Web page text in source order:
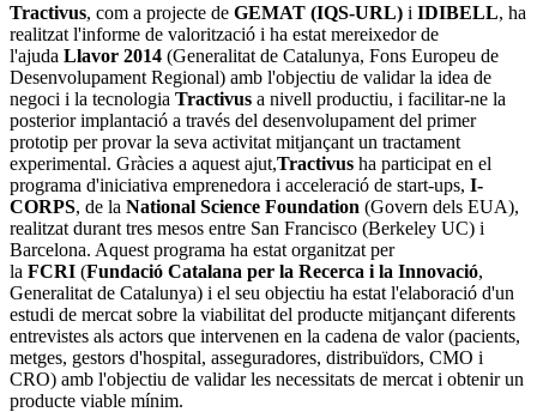
Tractivus, com a projecte de GEMAT (IQS-URL) i IDIBELL, ha
realitzat l'informe de valorització i ha estat mereixedor de
l'ajuda Llavor 2014 (Generalitat de Catalunya, Fons Europeu de
Desenvolupament Regional) amb l'objectiu de validar la idea de
negoci i la tecnologia Tractivus a nivell productiu, i facilitar-ne la
posterior implantació a través del desenvolupament del primer
prototip per provar la seva activitat mitjançant un tractament
experimental. Gràcies a aquest ajut,Tractivus ha participat en el
programa d'iniciativa emprenedora i acceleració de start-ups, I-
CORPS, de la National Science Foundation (Govern dels EUA),
realitzat durant tres mesos entre San Francisco (Berkeley UC) i
Barcelona. Aquest programa ha estat organitzat per
la FCRI (Fundació Catalana per la Recerca i la Innovació,
Generalitat de Catalunya) i el seu objectiu ha estat l'elaboració d'un
estudi de mercat sobre la viabilitat del producte mitjançant diferents
entrevistes als actors que intervenen en la cadena de valor (pacients,
metges, gestors d'hospital, asseguradores, distribuïdors, CMO i
CRO) amb l'objectiu de validar les necessitats de mercat i obtenir un
producte viable mínim.